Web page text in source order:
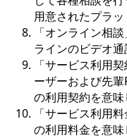
用意されたプラッ
「オンライン相
ラインのビデオ通
「サービス利用
ーザーおよび先
の利用契約を意味
「サービス利用
の利用料金を意味